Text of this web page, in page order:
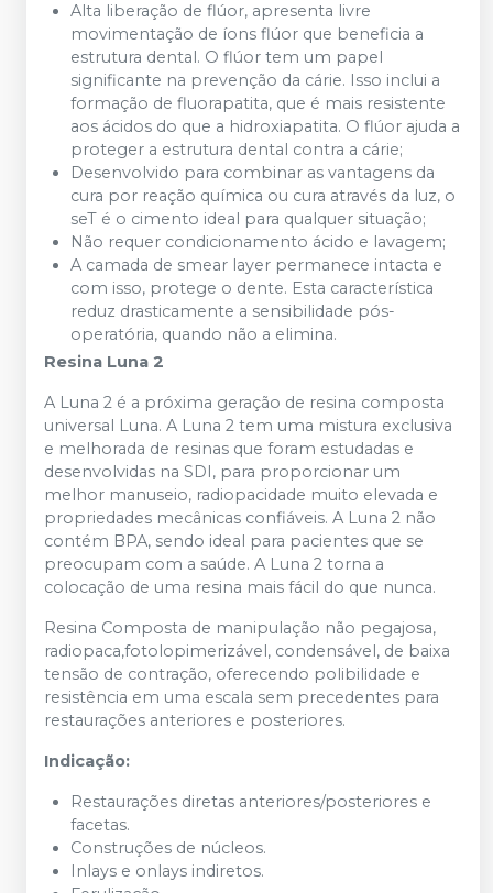
Alta liberação de flúor, apresenta livre
movimentação de íons flúor que beneficia a
estrutura dental. O flúor tem um papel
significante na prevenção da cárie. Isso inclui a
formação de fluorapatita, que é mais resistente
aos ácidos do que a hidroxiapatita. O flúor ajuda a
proteger a estrutura dental contra a cárie;
Desenvolvido para combinar as vantagens da
cura por reação química ou cura através da luz, o
seT é o cimento ideal para qualquer situação;
Não requer condicionamento ácido e lavagem;
A camada de smear layer permanece intacta e
com isso, protege o dente. Esta característica
reduz drasticamente a sensibilidade pós-
operatória, quando não a elimina.
Resina Luna 2
A Luna 2 é a próxima geração de resina composta
universal Luna. A Luna 2 tem uma mistura exclusiva
e melhorada de resinas que foram estudadas e
desenvolvidas na SDI, para proporcionar um
melhor manuseio, radiopacidade muito elevada e
propriedades mecânicas confiáveis. A Luna 2 não
contém BPA, sendo ideal para pacientes que se
preocupam com a saúde. A Luna 2 torna a
colocação de uma resina mais fácil do que nunca.
Resina Composta de manipulação não pegajosa,
radiopaca,fotolopimerizável, condensável, de baixa
tensão de contração, oferecendo polibilidade e
resistência em uma escala sem precedentes para
restaurações anteriores e posteriores.
Indicação:
Restaurações diretas anteriores/posteriores e
facetas.
Construções de núcleos.
Inlays e onlays indiretos.